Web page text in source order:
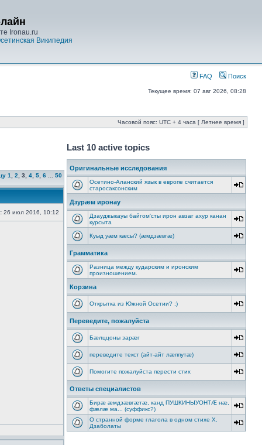
Ironau.ru
Википедия
FAQ Поиск
Текущее время: 07 авг 2026, 08:28
Часовой пояс: UTC + 4 часа [ Летнее время ]
1 2 3 4 5 6 50
26 июл 2016, 10:12
Last 10 active topics
Оригинальные исследования
Осетино-Аланский язык в европе считается
старосаксонским
Дзурæм иронау
Дзауджыкауы байгом'сты ирон авзаг ахур канан
курсыта
Куыд уæм кæсы? (æмдзæвгæ)
Грамматика
Разница между кударским и иронским
произношением.
Корзина
Открытка из Южной Осетии? :)
Переведите, пожалуйста
Бæлццоны зарæг
переведите текст (айт-айт лæппутæ)
Помогите пожалуйста перести стих
Ответы специалистов
Бирæ æмдзæвгæтæ, канд ПУШКИНЫУОНТÆ нæ,
фæлæ ма... (суффикс?)
О странной форме глагола в одном стихе Х.
Дзаболаты